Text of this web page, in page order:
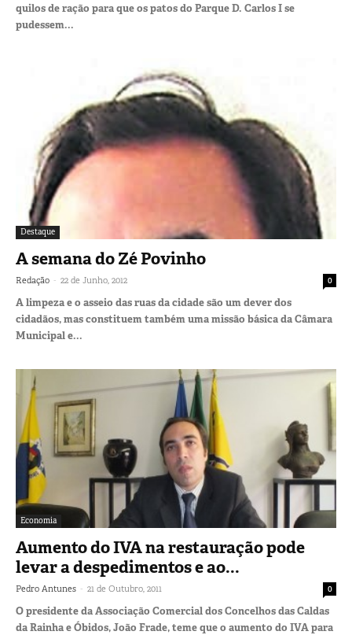
quilos de ração para que os patos do Parque D. Carlos I se
pudessem...
Destaque
A semana do Zé Povinho
Redação - 22 de Junho, 2012 0
A limpeza e o asseio das ruas da cidade são um dever dos
cidadãos, mas constituem também uma missão básica da Câmara
Municipal e...
Economia
Aumento do IVA na restauração pode
levar a despedimentos e ao...
Pedro Antunes - 21 de Outubro, 2011 0
O presidente da Associação Comercial dos Concelhos das Caldas
da Rainha e Óbidos, João Frade, teme que o aumento do IVA para